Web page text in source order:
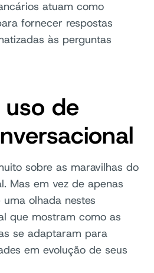
atuam como
fornecer respostas
às perguntas
de
sobre as maravilhas do
Mas em vez de apenas
olhada nestes
que mostram como as
se adaptaram para
em evolução de seus